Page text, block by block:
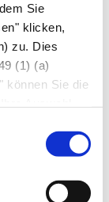
Sie
klicken,
zu. Dies
(1) (a)
können Sie die
Die
und
langjähriger
nicht